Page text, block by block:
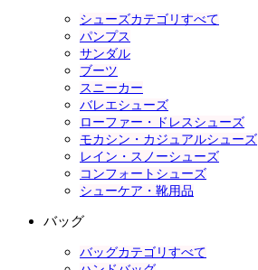
シューズカテゴリすべて
パンプス
サンダル
ブーツ
スニーカー
バレエシューズ
ローファー・ドレスシューズ
モカシン・カジュアルシューズ
レイン・スノーシューズ
コンフォートシューズ
シューケア・靴用品
バッグ
バッグカテゴリすべて